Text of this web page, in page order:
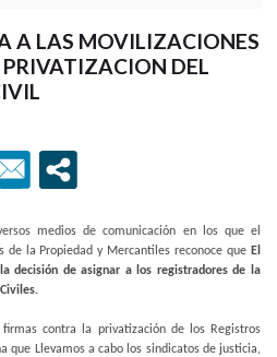
A LAS MOVILIZACIONES
DEL
medios de comunicación en los que el
de la Propiedad y Mercantiles reconoce que El
decisión de asignar a los registradores de la
contra la privatización de los Registros
que Llevamos a cabo los sindicatos de justicia,